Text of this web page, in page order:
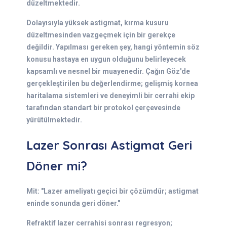
düzeltmektedir.
Dolayısıyla yüksek astigmat, kırma kusuru
düzeltmesinden vazgeçmek için bir gerekçe
değildir. Yapılması gereken şey, hangi yöntemin söz
konusu hastaya en uygun olduğunu belirleyecek
kapsamlı ve nesnel bir muayenedir. Çağın Göz'de
gerçekleştirilen bu değerlendirme; gelişmiş kornea
haritalama sistemleri ve deneyimli bir cerrahi ekip
tarafından standart bir protokol çerçevesinde
yürütülmektedir.
Lazer Sonrası Astigmat Geri
Döner mi?
Mit: "Lazer ameliyatı geçici bir çözümdür; astigmat
eninde sonunda geri döner."
Refraktif lazer cerrahisi sonrası regresyon;